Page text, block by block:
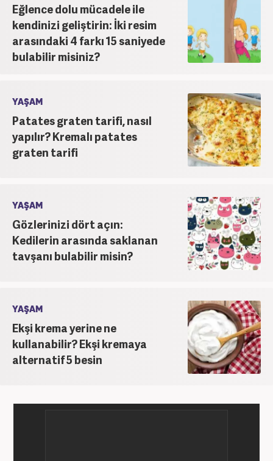
Eğlence dolu mücadele ile
kendinizi geliştirin: İki resim
arasındaki 4 farkı 15 saniyede
bulabilir misiniz?
YAŞAM
Patates graten tarifi, nasıl
yapılır? Kremalı patates
graten tarifi
YAŞAM
Gözlerinizi dört açın:
Kedilerin arasında saklanan
tavşanı bulabilir misin?
YAŞAM
Ekşi krema yerine ne
kullanabilir? Ekşi kremaya
alternatif 5 besin